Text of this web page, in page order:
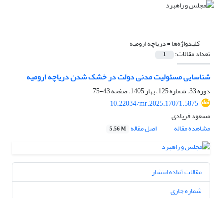
کلیدواژه‌ها =دریاچه ارومیه
تعداد مقالات: 1
شناسایی مسئولیت مدنی دولت در خشک شدن دریاچه ارومیه
دوره 33، شماره 125، بهار 1405، صفحه
43-75
10.22034/mr.2025.17071.5875
مسعود فریادی
مشاهده مقاله
اصل مقاله 5.56 M
مقالات آماده انتشار
شماره جاری